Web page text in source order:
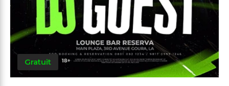
Gratuit